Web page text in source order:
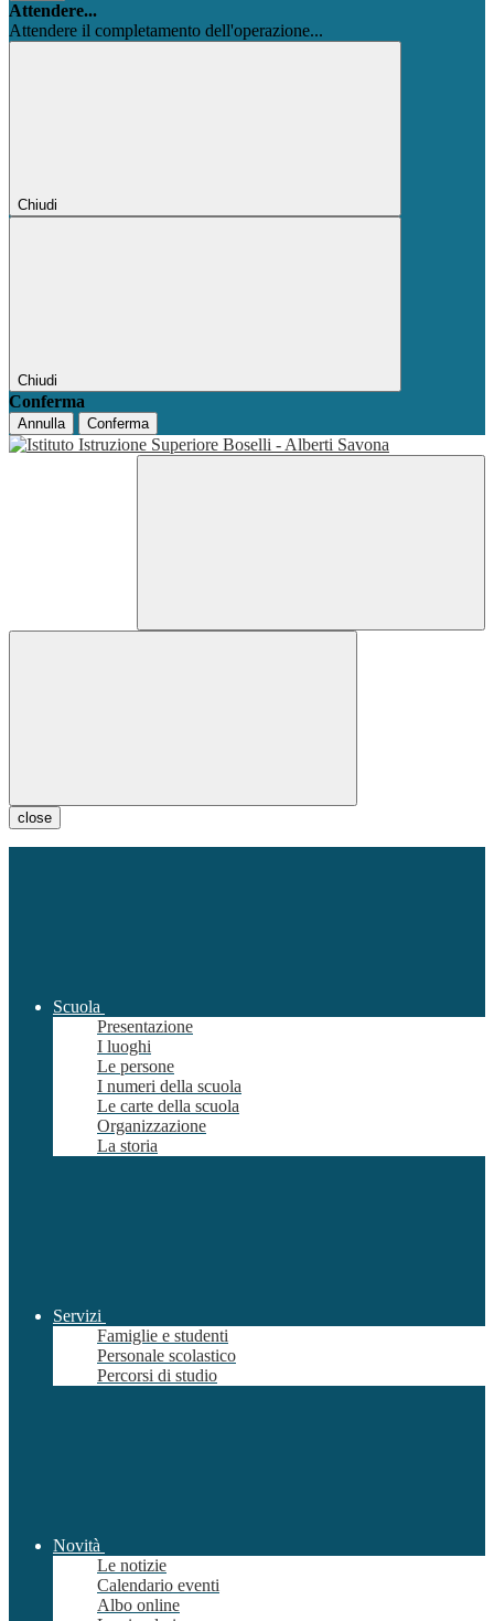
Attendere...
Attendere il completamento dell'operazione...
Chiudi
Chiudi
Conferma
Annulla Conferma
close
Scuola
Presentazione
I luoghi
Le persone
I numeri della scuola
Le carte della scuola
Organizzazione
La storia
Servizi
Famiglie e studenti
Personale scolastico
Percorsi di studio
Novità
Le notizie
Calendario eventi
Albo online